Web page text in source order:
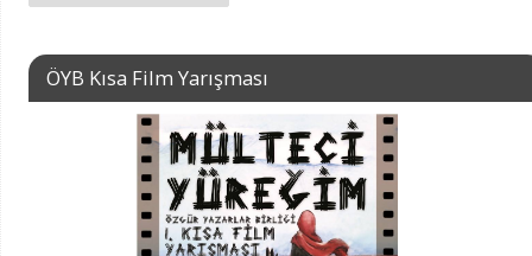
ÖYB Kısa Film Yarışması